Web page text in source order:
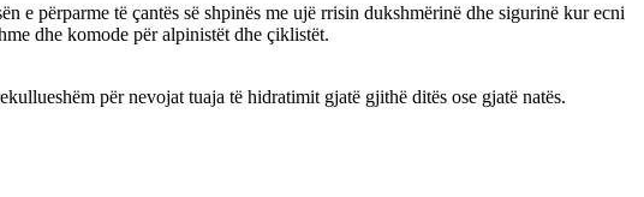
e përparme të çantës së shpinës me ujë rrisin dukshmërinë dhe sigurinë kur ecni
dhe komode për alpinistët dhe çiklistët.
për nevojat tuaja të hidratimit gjatë gjithë ditës ose gjatë natës.